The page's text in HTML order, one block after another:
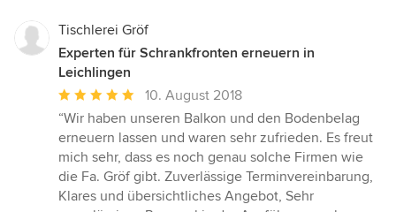
Tischlerei Gröf
Experten für Schrankfronten erneuern in
Leichlingen
Durchschnittliche
Bewertung:
5
von
5
Sternen
10. August 2018
“Wir haben unseren Balkon und den Bodenbelag
erneuern lassen und waren sehr zufrieden. Es freut
mich sehr, dass es noch genau solche Firmen wie
die Fa. Gröf gibt. Zuverlässige Terminvereinbarung,
Klares und übersichtliches Angebot, Sehr